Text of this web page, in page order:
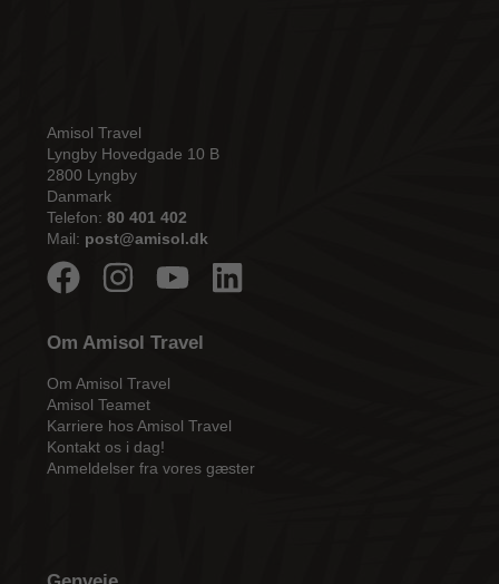
Amisol Travel
Lyngby Hovedgade 10 B
2800 Lyngby
Danmark
Telefon: 80 401 402
Mail: post@amisol.dk
Om Amisol Travel
Om Amisol Travel
Amisol Teamet
Karriere hos Amisol Travel
Kontakt os i dag!
Anmeldelser fra vores gæster